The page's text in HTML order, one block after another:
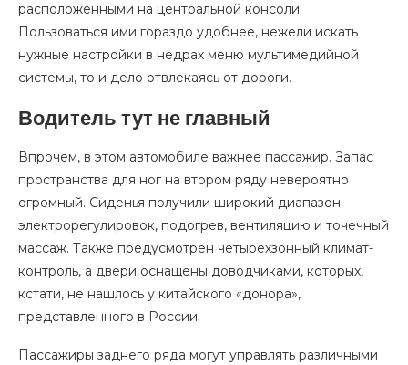
расположенными на центральной консоли.
Пользоваться ими гораздо удобнее, нежели искать
нужные настройки в недрах меню мультимедийной
системы, то и дело отвлекаясь от дороги.
Водитель тут не главный
Впрочем, в этом автомобиле важнее пассажир. Запас
пространства для ног на втором ряду невероятно
огромный. Сиденья получили широкий диапазон
электрорегулировок, подогрев, вентиляцию и точечный
массаж. Также предусмотрен четырехзонный климат-
контроль, а двери оснащены доводчиками, которых,
кстати, не нашлось у китайского «донора»,
представленного в России.
Пассажиры заднего ряда могут управлять различными